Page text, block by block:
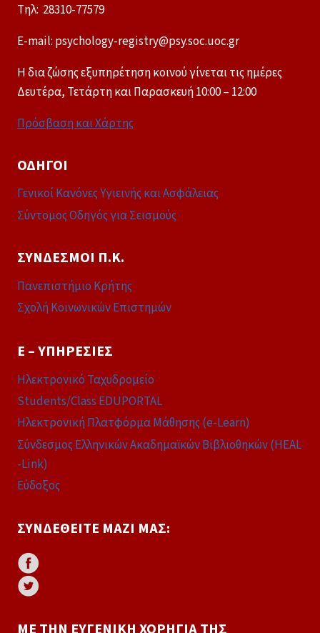
Tηλ: 28310-77579
E-mail: psychology-registry@psy.soc.uoc.gr
Η δια ζώσης εξυπηρέτηση κοινού γίνεται τις ημέρες
Δευτέρα, Τετάρτη και Παρασκευή 10:00 – 12:00
Πρόσβαση και Χάρτης
ΟΔΗΓΟΊ
Γενικοί Κανόνες Υγιεινής και Ασφάλειας
Σύντομος Οδηγός για Σεισμούς
ΣΎΝΔΕΣΜΟΙ Π.Κ.
Πανεπιστήμιο Κρήτης
Σχολή Κοινωνικών Επιστημών
E – ΥΠΗΡΕΣΊΕΣ
Ηλεκτρονικό Ταχυδρομείο
Students/Class EDUPORTAL
Ηλεκτρονική Πλατφόρμα Μάθησης (e-Learn)
Σύνδεσμος Ελληνικών Ακαδημαϊκών Βιβλιοθηκών (HEAL
-Link)
Εύδοξος
ΣΥΝΔΕΘΕΊΤΕ ΜΑΖΊ ΜΑΣ: